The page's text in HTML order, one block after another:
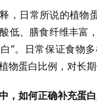
，日常所说的植物
低、膳食纤维丰富
”。日常保证食物
物蛋白比例，对长期
，如何正确补充蛋